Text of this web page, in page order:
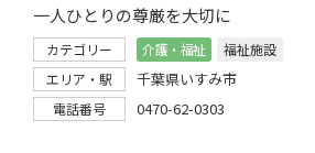
一人ひとりの尊厳を大切に
カテゴリー 介護・福祉
福祉施設
エリア・駅
千葉県いすみ市
電話番号 0470-62-0303